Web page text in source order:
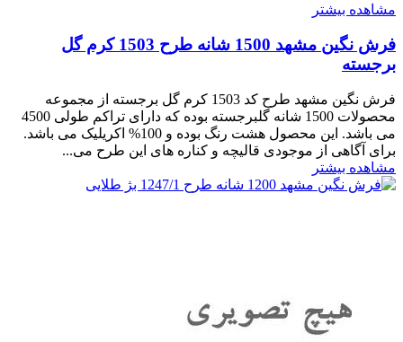
مشاهده بیشتر
فرش نگین مشهد 1500 شانه طرح 1503 کرم گل
برجسته
فرش نگین مشهد طرح کد 1503 کرم گل برجسته از مجموعه
محصولات 1500 شانه گلبرجسته بوده که دارای تراکم طولی 4500
می باشد. این محصول هشت رنگ بوده و 100% اکریلیک می باشد.
برای آگاهی از موجودی قالیچه و کناره های این طرح می...
مشاهده بیشتر